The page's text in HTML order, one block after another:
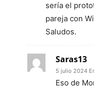
sería el
pareja con
Saludos.
Saras13
5 julio 2024
Eso de